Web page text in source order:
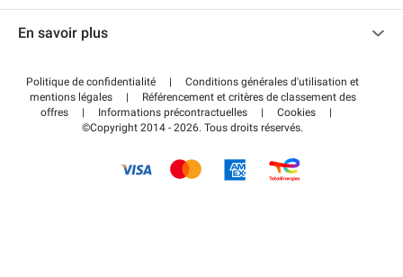
Accéder à mon espace partenaire
Centre d'aide
Régler votre stationnement FLOW
En savoir plus
Wiki
Guide du stationnement
Politique de confidentialité |
Conditions générales d'utilisation et
mentions légales
|
Référencement et critères de classement des
offres
| Informations précontractuelles | Cookies
|
©Copyright 2014 - 2026. Tous droits réservés.